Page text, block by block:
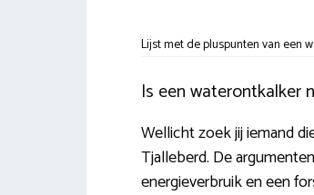
Lijst met de pluspunten van een
Is een waterontkalker
Wellicht zoek jij iemand
Tjalleberd. De
energieverbruik en een